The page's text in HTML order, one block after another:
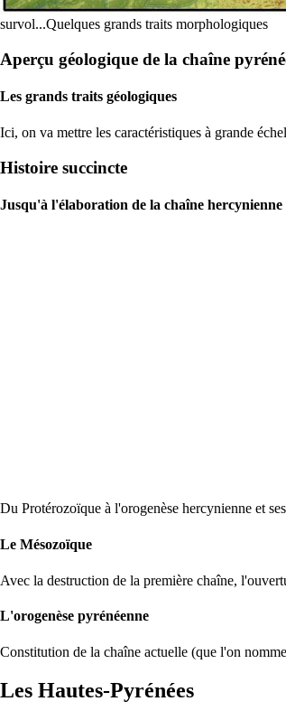
survol...Quelques grands traits morphologiques
Aperçu géologique de la chaîne
Les grands traits géologiques
Ici, on va mettre les caractéristiques à grande
Histoire succincte
Jusqu'à l'élaboration de la chaîne hercynienne
Du Protérozoïque à l'orogenèse hercynienne et
Le Mésozoïque
Avec la destruction de la première chaîne,
L'orogenèse pyrénéenne
Constitution de la chaîne actuelle (que l'on
Les Hautes-Pyrénées